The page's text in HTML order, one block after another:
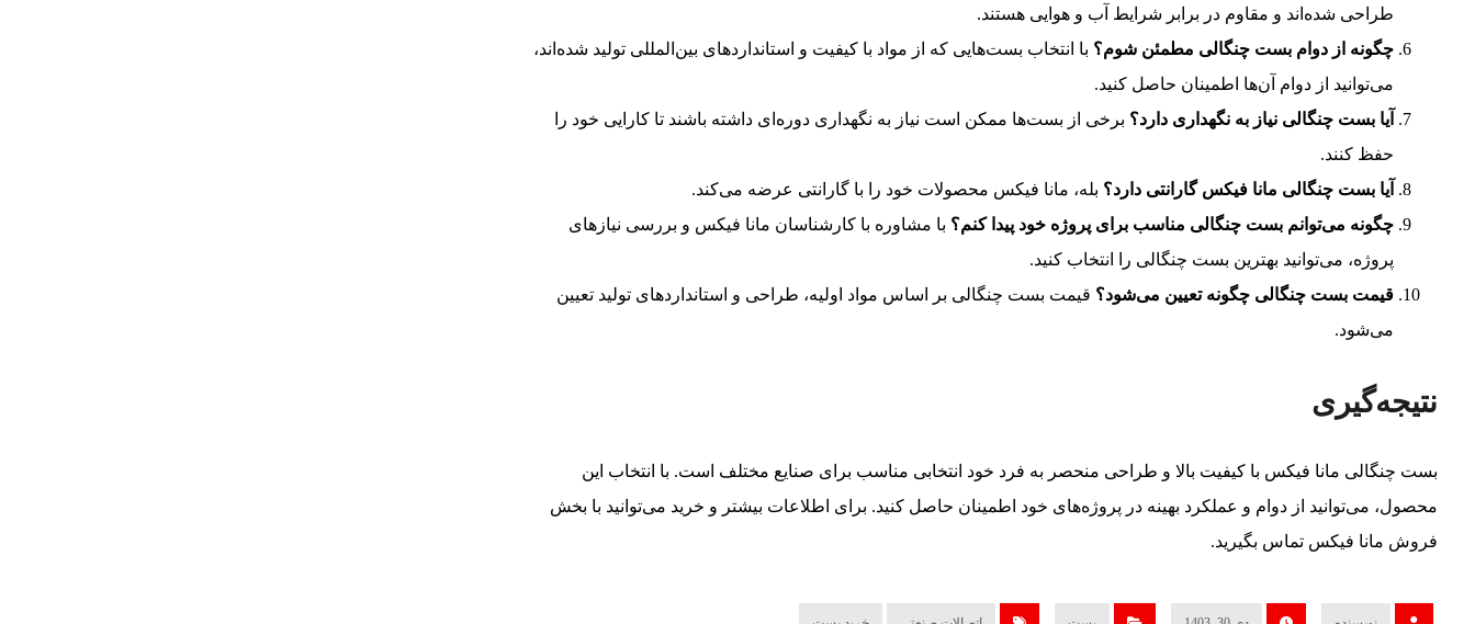
طراحی شده‌اند و مقاوم در برابر شرایط آب و هوایی هستند.
چگونه از دوام بست چنگالی مطمئن شوم؟ با انتخاب بست‌هایی که از مواد با کیفیت و استانداردهای بین‌المللی تولید شده‌اند،
می‌توانید از دوام آن‌ها اطمینان حاصل کنید.
آیا بست چنگالی نیاز به نگهداری دارد؟ برخی از بست‌ها ممکن است نیاز به نگهداری دوره‌ای داشته باشند تا کارایی خود را
حفظ کنند.
آیا بست چنگالی مانا فیکس گارانتی دارد؟ بله، مانا فیکس محصولات خود را با گارانتی عرضه می‌کند.
چگونه می‌توانم بست چنگالی مناسب برای پروژه خود پیدا کنم؟ با مشاوره با کارشناسان مانا فیکس و بررسی نیازهای
پروژه، می‌توانید بهترین بست چنگالی را انتخاب کنید.
قیمت بست چنگالی چگونه تعیین می‌شود؟ قیمت بست چنگالی بر اساس مواد اولیه، طراحی و استانداردهای تولید تعیین
می‌شود.
نتیجه‌گیری
بست چنگالی مانا فیکس با کیفیت بالا و طراحی منحصر به فرد خود انتخابی مناسب برای صنایع مختلف است. با انتخاب این
محصول، می‌توانید از دوام و عملکرد بهینه در پروژه‌های خود اطمینان حاصل کنید. برای اطلاعات بیشتر و خرید می‌توانید با بخش
فروش مانا فیکس تماس بگیرید.